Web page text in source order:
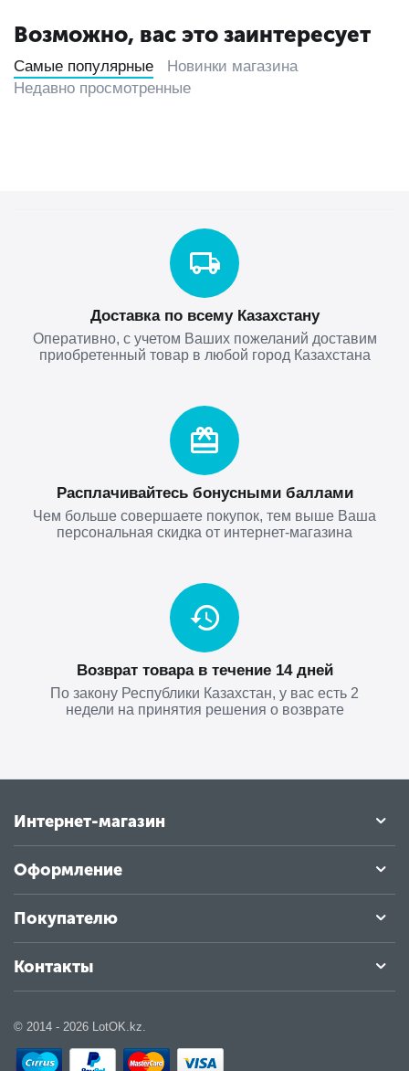
Возможно, вас это заинтересует
Самые популярные
Новинки магазина
Недавно просмотренные
Доставка по всему Казахстану
Оперативно, с учетом Ваших пожеланий доставим
приобретенный товар в любой город Казахстана
Расплачивайтесь бонусными баллами
Чем больше совершаете покупок, тем выше Ваша
персональная скидка от интернет-магазина
Возврат товара в течение 14 дней
По закону Республики Казахстан, у вас есть 2
недели на принятия решения о возврате
Интернет-магазин
Оформление
Покупателю
Контакты
© 2014 - 2026 LotOK.kz.